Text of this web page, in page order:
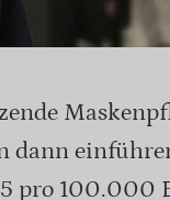
dann
pro 100.000